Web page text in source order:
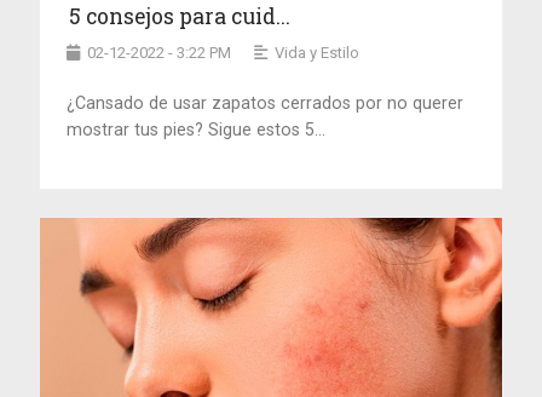
5 consejos para cuid...
02-12-2022 - 3:22 PM Vida y Estilo
¿Cansado de usar zapatos cerrados por no querer
mostrar tus pies? Sigue estos 5...